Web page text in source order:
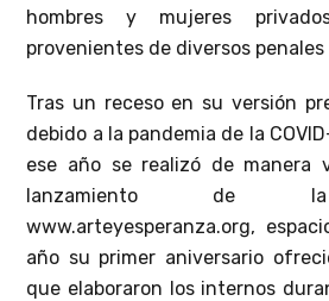
hombres y mujeres
provenientes de diversos
Tras un receso en su versión
debido a la pandemia de la
ese año se realizó de manera
lanzamiento de la
www.arteyesperanza.org,
año su primer aniversario
que elaboraron los internos